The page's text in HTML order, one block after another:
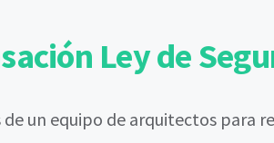
Ley de
un equipo de arquitectos para